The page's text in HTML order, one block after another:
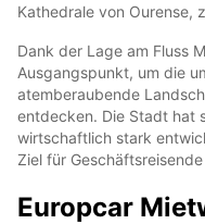
Kathedrale von Ourense,
Dank der Lage am Fluss
Ausgangspunkt, um die
atemberaubende
entdecken. Die Stadt hat
wirtschaftlich stark
Ziel für
Europcar